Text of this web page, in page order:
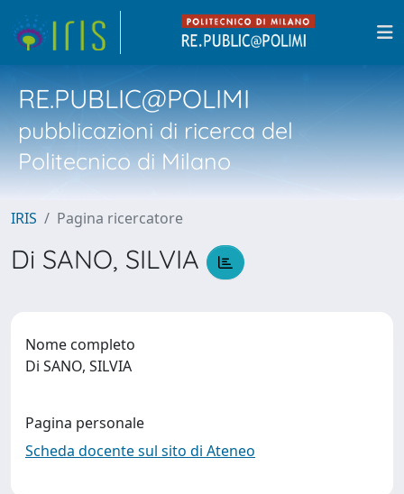
RE.PUBLIC@POLIMI
pubblicazioni di ricerca del
Politecnico di Milano
IRIS Pagina ricercatore
Di SANO, SILVIA
Nome completo
Di SANO, SILVIA
Pagina personale
Scheda docente sul sito di Ateneo